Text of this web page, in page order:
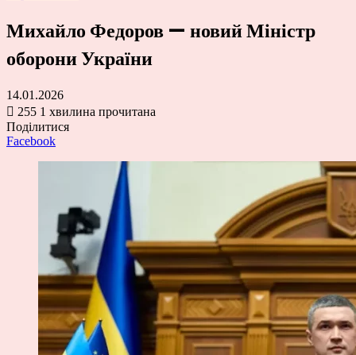
Михайло Федоров — новий Міністр
оборони України
14.01.2026
255 1 хвилина прочитана
Поділитися
Facebook